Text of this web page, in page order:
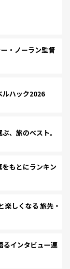
・ノーラン監督
ハック2026
、旅のベスト。
もとにランキン
しくなる 旅先・
るインタビュー連